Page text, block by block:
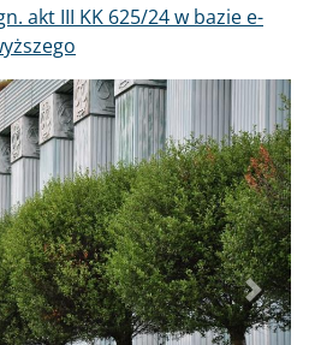
akt III KK 625/24 w bazie e-
Dalej